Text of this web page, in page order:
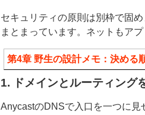
セキュリティの原則は別枠で固
まとまっています。ネットもア
第4章 野生の設計メモ：決める
1. ドメインとルーティング
AnycastのDNSで入口を一つに